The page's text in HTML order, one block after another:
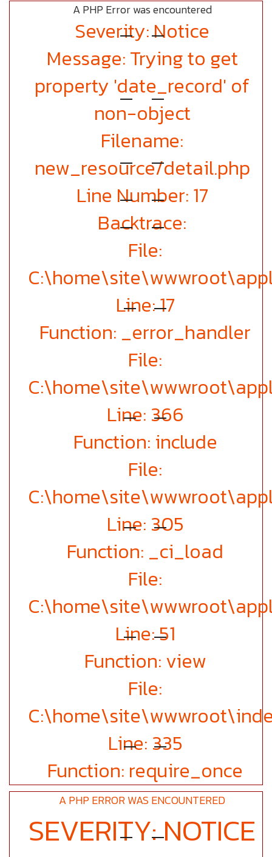
A PHP Error was encountered
Severity: Notice
Message: Trying to get
property 'date_record' of
non-object
Filename:
new_resource/detail.php
Line Number: 17
Backtrace:
File:
Line: 17
Function: _error_handler
File:
Line: 366
Function: include
File:
Line: 305
Function: _ci_load
File:
Line: 51
Function: view
File:
Line: 335
Function: require_once
A PHP ERROR WAS ENCOUNTERED
SEVERITY: NOTICE